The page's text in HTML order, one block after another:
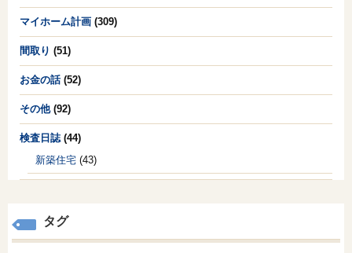
マイホーム計画 (309)
間取り (51)
お金の話(52)
その他(92)
検査日誌(44)
新築住宅 (43)
タグ